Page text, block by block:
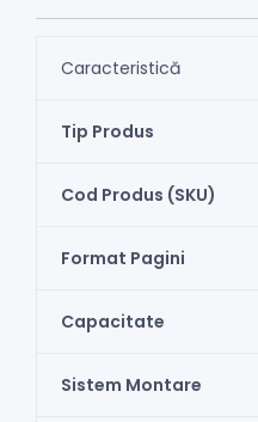
Caracteristică
Tip Produs
Cod Produs (SKU)
Format Pagini
Capacitate
Sistem Montare